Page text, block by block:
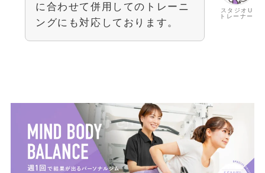
スタジオU
トレーナー
に合わせて併用してのトレーニ
ングにも対応しております。